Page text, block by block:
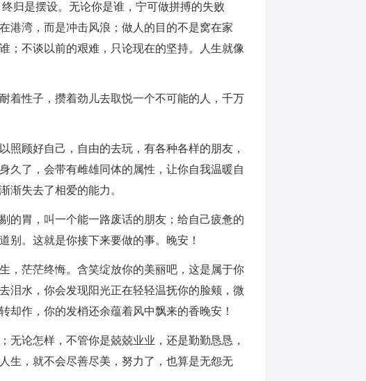
归是摆设。无论你是谁，宁可做拼搏的失败
港湾，而是冲击风浪；做人的目的不是窝在家
；不谈以前的艰难，只论现在的坚持。人生就像
着性子，攒着劲儿去取悦一个不可能的人，千万
照顾好自己，自由的去玩，有各种各样的朋友，
久了，会带有雌雄同体的属性，让你自我温暖自
渐失去了相爱的能力。
的胃，叫一个能一路废话的朋友；给自己疲惫的
别。这就是你接下来要做的事。晚安！
，茫茫终悔。含笑绽放你的美丽吧，这是属于你
泪水，你会发现阳光正在轻轻温抚你的脸颊，微
却作，你的发梢还余蕴着风中飘来的香晚安！
无论怎样，不管你是兢兢业业，还是勤勤恳恳，
生，就不会尽善尽美，努力了，也算是无怨无